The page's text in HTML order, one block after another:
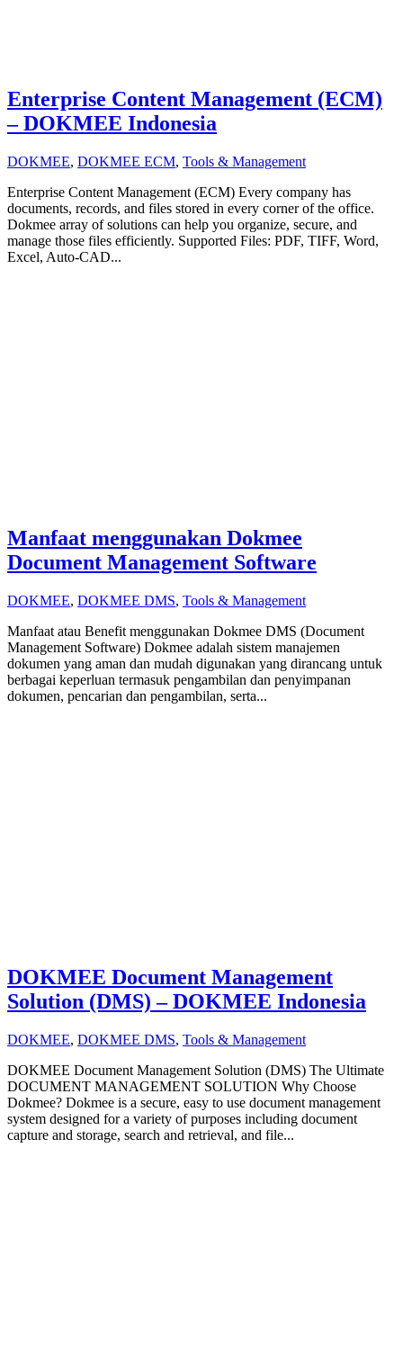
Enterprise Content Management (ECM)
– DOKMEE Indonesia
DOKMEE, DOKMEE ECM, Tools & Management
Enterprise Content Management (ECM) Every company has
documents, records, and files stored in every corner of the office.
Dokmee array of solutions can help you organize, secure, and
manage those files efficiently. Supported Files: PDF, TIFF, Word,
Excel, Auto-CAD...
Manfaat menggunakan Dokmee
Document Management Software
DOKMEE, DOKMEE DMS, Tools & Management
Manfaat atau Benefit menggunakan Dokmee DMS (Document
Management Software) Dokmee adalah sistem manajemen
dokumen yang aman dan mudah digunakan yang dirancang untuk
berbagai keperluan termasuk pengambilan dan penyimpanan
dokumen, pencarian dan pengambilan, serta...
DOKMEE Document Management
Solution (DMS) – DOKMEE Indonesia
DOKMEE, DOKMEE DMS, Tools & Management
DOKMEE Document Management Solution (DMS) The Ultimate
DOCUMENT MANAGEMENT SOLUTION Why Choose
Dokmee? Dokmee is a secure, easy to use document management
system designed for a variety of purposes including document
capture and storage, search and retrieval, and file...